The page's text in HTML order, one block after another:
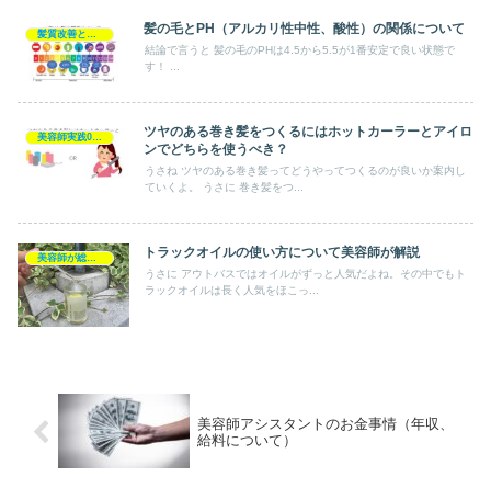
髪質改善とヘアの疑問 髪の毛とPH（アルカリ性中性、酸性）の関係について
結論で言うと 髪の毛のPHは4.5から5.5が1番安定で良い状態で
す！ ...
美容師実践0円ヘアケア
ツヤのある巻き髪をつくるにはホットカーラーとアイロ
ンでどちらを使うべき？
うさね ツヤのある巻き髪ってどうやってつくるのが良いか案内し
ていくよ。 うさに 巻き髪をつ...
トラックオイルの使い方について美容師が解説
うさに アウトバスではオイルがずっと人気だよね。その中でもト
ラックオイルは長く人気をほこっ...
美容師アシスタントのお金事情（年収、
給料について）